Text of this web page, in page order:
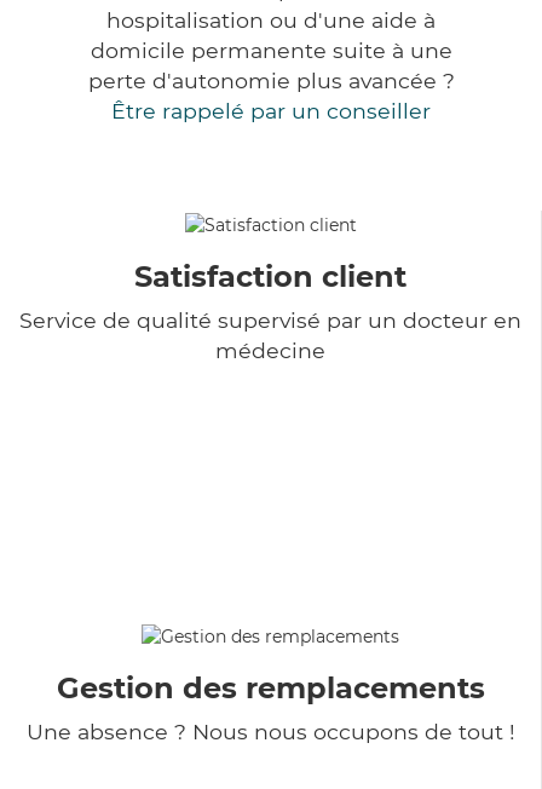
hospitalisation ou d'une aide à
domicile permanente suite à une
perte d'autonomie plus avancée ?
Être rappelé par un conseiller
Satisfaction client
Service de qualité supervisé par un docteur en
médecine
Gestion des remplacements
Une absence ? Nous nous occupons de tout !